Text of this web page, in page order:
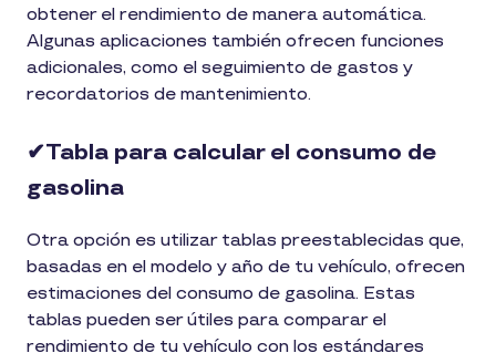
obtener el rendimiento de manera automática.
Algunas aplicaciones también ofrecen funciones
adicionales, como el seguimiento de gastos y
recordatorios de mantenimiento.
✔︎Tabla para calcular el consumo de
gasolina
Otra opción es utilizar tablas preestablecidas que,
basadas en el modelo y año de tu vehículo, ofrecen
estimaciones del consumo de gasolina. Estas
tablas pueden ser útiles para comparar el
rendimiento de tu vehículo con los estándares